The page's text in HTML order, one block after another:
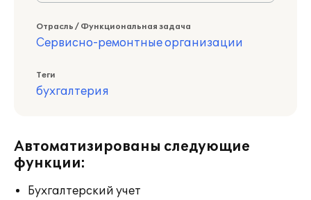
Отрасль / Функциональная задача
Сервисно-ремонтные организации
Теги
бухгалтерия
Автоматизированы следующие
функции:
Бухгалтерский учет